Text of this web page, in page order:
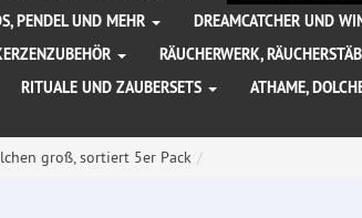
PENDEL UND MEHR DREAMCATCHER UND
RÄUCHERWERK,
RITUALE UND ZAUBERSETS ATHAME,
groß, sortiert 5er Pack